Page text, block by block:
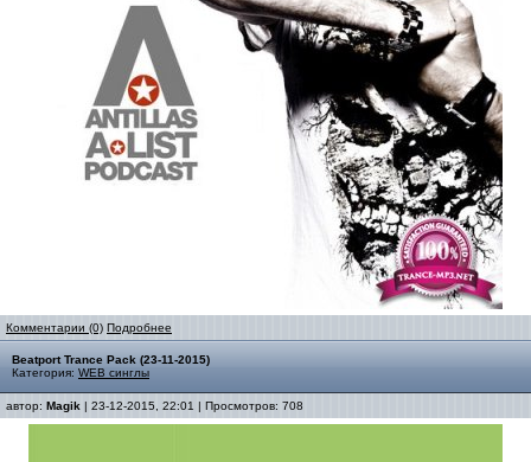
Комментарии (0) Подробнее
Beatport Trance Pack (23-11-2015)
Категория: WEB синглы
автор: Magik | 23-12-2015, 22:01 | Просмотров: 708